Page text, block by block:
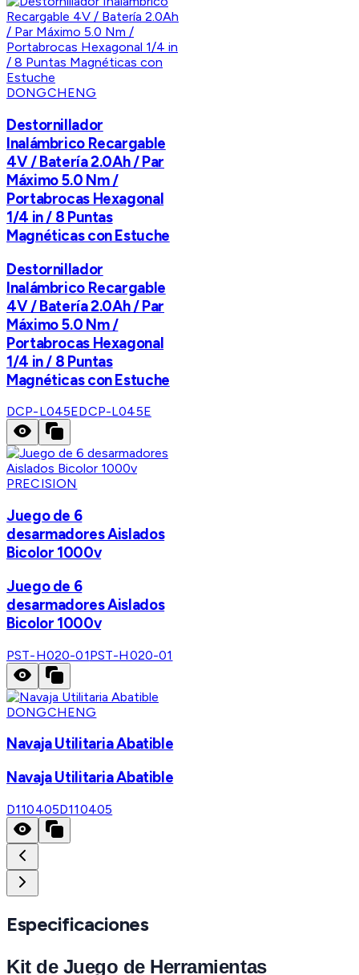
DONGCHENG
Destornillador
Inalámbrico Recargable
4V / Batería 2.0Ah / Par
Máximo 5.0 Nm /
Portabrocas Hexagonal
1/4 in / 8 Puntas
Magnéticas con Estuche
Destornillador
Inalámbrico Recargable
4V / Batería 2.0Ah / Par
Máximo 5.0 Nm /
Portabrocas Hexagonal
1/4 in / 8 Puntas
Magnéticas con Estuche
DCP-L045EDCP-L045E
PRECISION
Juego de 6
desarmadores Aislados
Bicolor 1000v
Juego de 6
desarmadores Aislados
Bicolor 1000v
PST-H020-01PST-H020-01
DONGCHENG
Navaja Utilitaria Abatible
Navaja Utilitaria Abatible
D110405D110405
Especificaciones
Kit de Juego de Herramientas